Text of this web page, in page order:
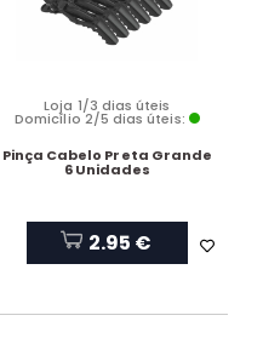
Loja 1/3 dias úteis
Domicílio 2/5 dias úteis:
Pinça Cabelo Preta Grande
6 Unidades
2.95 €